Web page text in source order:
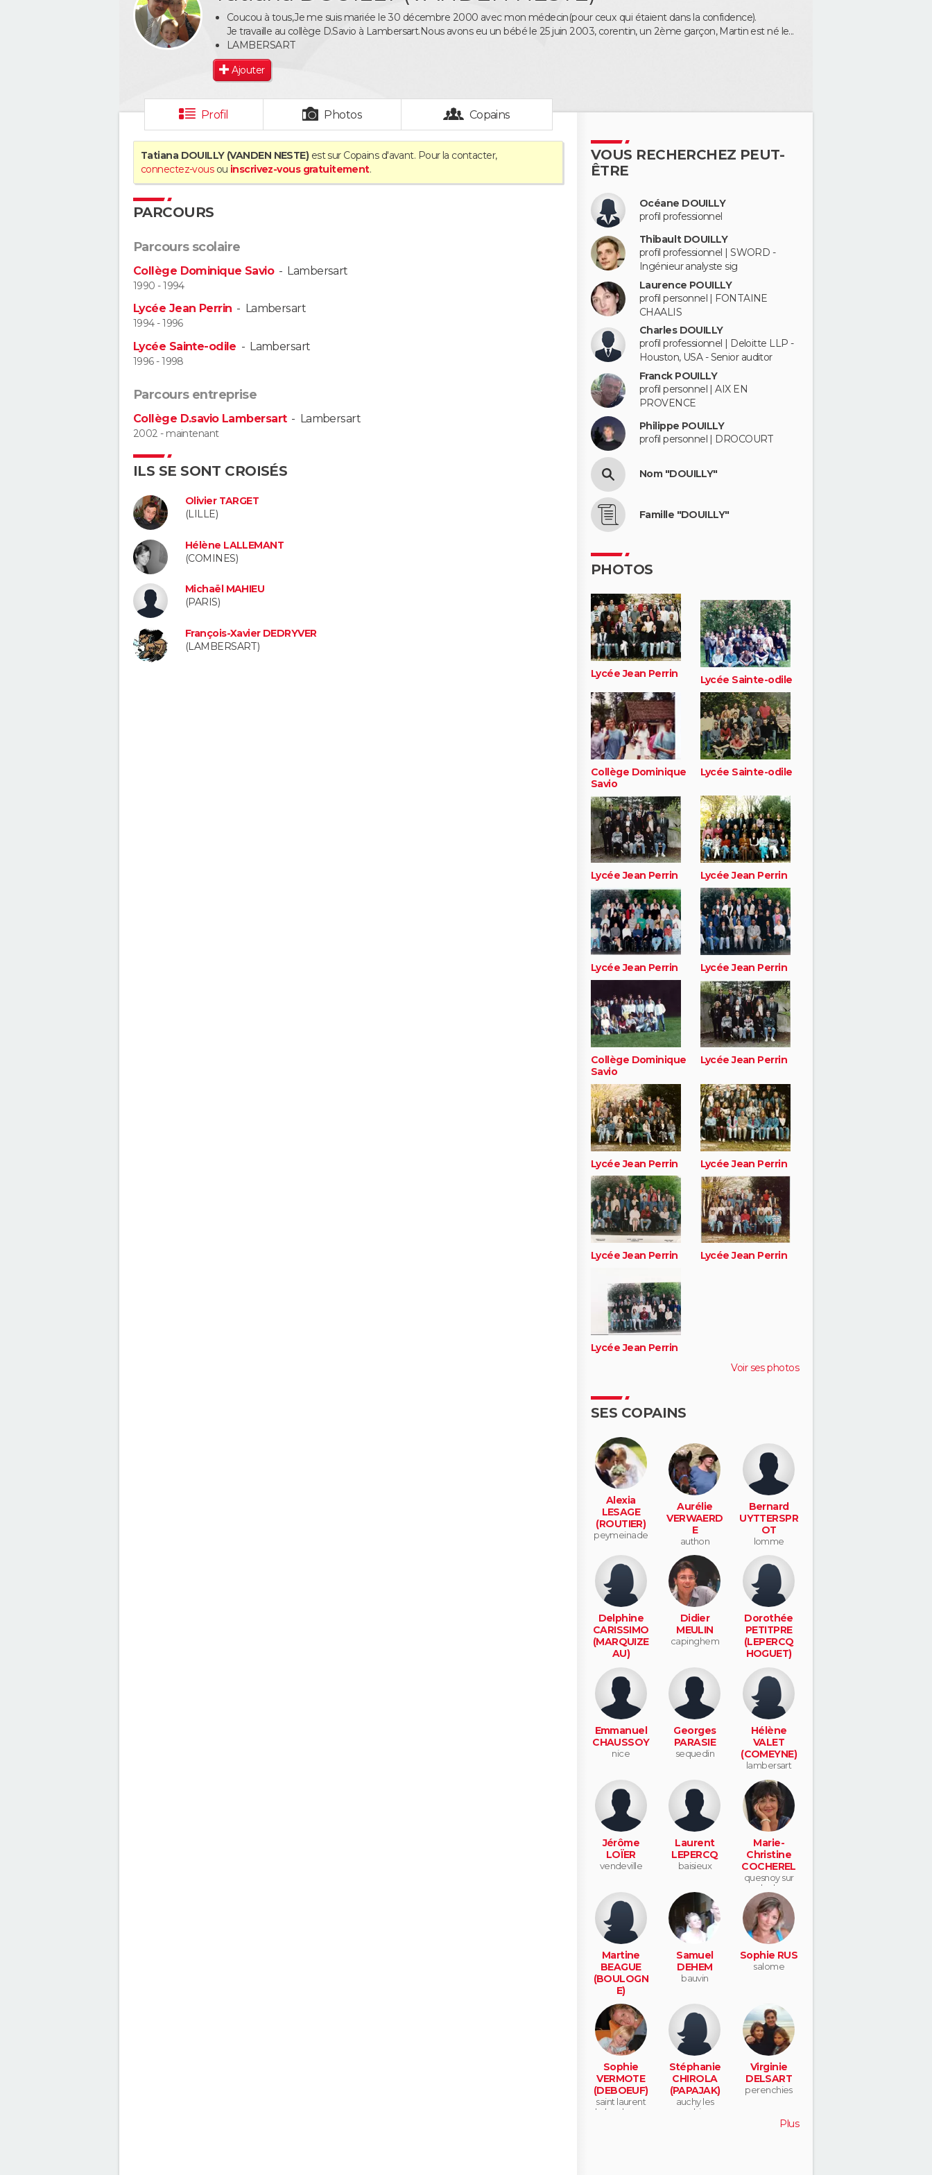
Coucou à tous,Je me suis mariée le 30 décembre 2000 avec mon médecin(pour ceux qui étaient dans la confidence).
Je travaille au collège D.Savio à Lambersart.Nous avons eu un bébé le 25 juin 2003, corentin, un 2ème garçon, Martin est né le...
LAMBERSART
Ajouter
Profil Photos Copains
Tatiana DOUILLY (VANDEN NESTE) est sur Copains d'avant. Pour la contacter,
connectez-vousou inscrivez-vous gratuitement.
PARCOURS
Parcours scolaire
Collège Dominique Savio- Lambersart
1990 - 1994
Lycée Jean Perrin - Lambersart
1994 - 1996
Lycée Sainte-odile - Lambersart
1996 - 1998
Parcours entreprise
Collège D.savio Lambersart- Lambersart
2002 - maintenant
ILS SE SONT CROISÉS
Olivier TARGET
(LILLE)
Hélène LALLEMANT
(COMINES)
Michaël MAHIEU
(PARIS)
François-Xavier DEDRYVER
(LAMBERSART)
VOUS RECHERCHEZ PEUT-
ÊTRE
Océane DOUILLY
profil professionnel
Thibault DOUILLY
profil professionnel | SWORD -
Ingénieur analyste sig
Laurence POUILLY
profil personnel | FONTAINE
CHAALIS
Charles DOUILLY
profil professionnel | Deloitte LLP -
Houston, USA - Senior auditor
Franck POUILLY
profil personnel | AIX EN
PROVENCE
Philippe POUILLY
profil personnel | DROCOURT
Nom "DOUILLY"
Famille "DOUILLY"
PHOTOS
Lycée Jean Perrin Lycée Sainte-odile
Collège Dominique
Savio
Lycée Sainte-odile
Lycée Jean Perrin Lycée Jean Perrin
Lycée Jean Perrin Lycée Jean Perrin
Collège Dominique
Savio
Lycée Jean Perrin
Lycée Jean Perrin Lycée Jean Perrin
Lycée Jean Perrin Lycée Jean Perrin
Lycée Jean Perrin
Voir ses photos
SES COPAINS
Alexia
LESAGE
(ROUTIER)
peymeinade
Aurélie
VERWAERD
E
authon
Bernard
UYTTERSPR
OT
lomme
Delphine
CARISSIMO
(MARQUIZE
AU)
lambersart
Didier
MEULIN
capinghem
Dorothée
PETITPRE
(LEPERCQ
HOGUET)
lambersart
Emmanuel
CHAUSSOY
nice
Georges
PARASIE
sequedin
Hélène
VALET
(COMEYNE)
lambersart
Jérôme
LOÏER
vendeville
Laurent
LEPERCQ
baisieux
Marie-
Christine
COCHEREL
quesnoy sur
deule
Martine
BEAGUE
(BOULOGN
E)
marquette lez
lille
Samuel
DEHEM
bauvin
Sophie RUS
salome
Sophie
VERMOTE
(DEBOEUF)
saint laurent
de la salanque
Stéphanie
CHIROLA
(PAPAJAK)
auchy les
orchies
Virginie
DELSART
perenchies
Plus